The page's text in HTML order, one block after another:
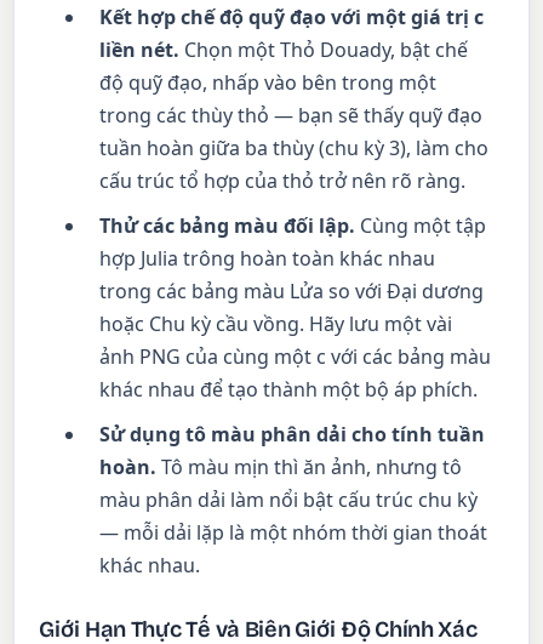
Kết hợp chế độ quỹ đạo với một giá trị c
liền nét. Chọn một Thỏ Douady, bật chế
độ quỹ đạo, nhấp vào bên trong một
trong các thùy thỏ — bạn sẽ thấy quỹ đạo
tuần hoàn giữa ba thùy (chu kỳ 3), làm cho
cấu trúc tổ hợp của thỏ trở nên rõ ràng.
Thử các bảng màu đối lập. Cùng một tập
hợp Julia trông hoàn toàn khác nhau
trong các bảng màu Lửa so với Đại dương
hoặc Chu kỳ cầu vồng. Hãy lưu một vài
ảnh PNG của cùng một c với các bảng màu
khác nhau để tạo thành một bộ áp phích.
Sử dụng tô màu phân dải cho tính tuần
hoàn. Tô màu mịn thì ăn ảnh, nhưng tô
màu phân dải làm nổi bật cấu trúc chu kỳ
— mỗi dải lặp là một nhóm thời gian thoát
khác nhau.
Giới Hạn Thực Tế và Biên Giới Độ Chính Xác